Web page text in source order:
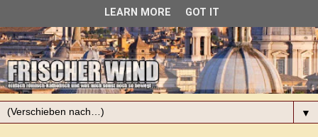
▼
LEARN MORE GOT IT